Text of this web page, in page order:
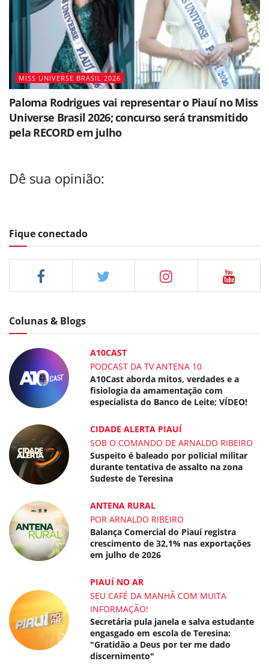
MISS UNIVERSE BRASIL 2026
Paloma Rodrigues vai representar o Piauí no Miss
Universe Brasil 2026; concurso será transmitido
pela RECORD em julho
Dê sua opinião:
Fique conectado
Colunas & Blogs
A10CAST
PODCAST DA TV ANTENA 10
A10Cast aborda mitos, verdades e a
fisiologia da amamentação com
especialista do Banco de Leite; VÍDEO!
CIDADE ALERTA PIAUÍ
SOB O COMANDO DE ARNALDO RIBEIRO
Suspeito é baleado por policial militar
durante tentativa de assalto na zona
Sudeste de Teresina
ANTENA RURAL
POR ARNALDO RIBEIRO
Balança Comercial do Piauí registra
crescimento de 32,1% nas exportações
em julho de 2026
PIAUÍ NO AR
SEU CAFÉ DA MANHÃ COM MUITA
INFORMAÇÃO!
Secretária pula janela e salva estudante
engasgado em escola de Teresina:
"Gratidão a Deus por ter me dado
discernimento"